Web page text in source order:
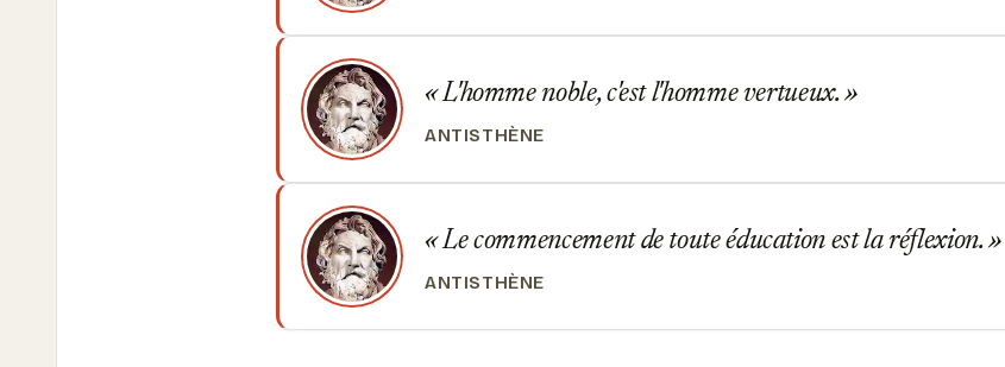
L'homme noble, c'est l'homme vertueux.
ANTISTHÈNE
Le commencement de toute éducation est la réflexion.
ANTISTHÈNE